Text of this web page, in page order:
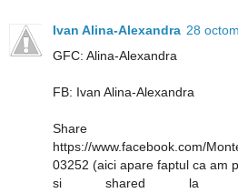
Ivan Alina-Alexandra 28
GFC: Alina-Alexandra
FB: Ivan Alina-Alexandra
https://www.facebook.com/
03252 (aici apare faptul ca am
si shared la